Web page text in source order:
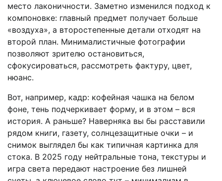
место лаконичности. Заметно изменился подход к
компоновке: главный предмет получает больше
«воздуха», а второстепенные детали отходят на
второй план. Минималистичные фотографии
позволяют зрителю остановиться,
сфокусироваться, рассмотреть фактуру, цвет,
нюанс.
Вот, например, кадр: кофейная чашка на белом
фоне, тень подчеркивает форму, и в этом – вся
история. А раньше? Наверняка вы бы расставили
рядом книги, газету, солнцезащитные очки – и
снимок выглядел бы как типичная картинка для
стока. В 2025 году нейтральные тона, текстуры и
игра света передают настроение без лишней